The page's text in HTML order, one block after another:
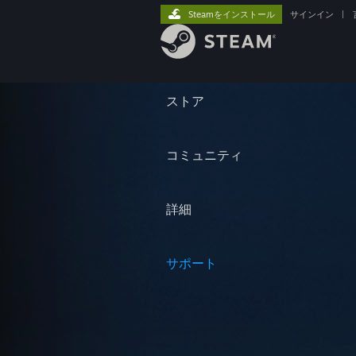
ストア
コミュニティ
詳細
サポート
Steamをインストール サインイン